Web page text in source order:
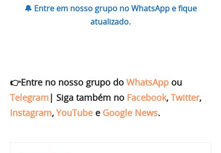
🔔 Entre em nosso grupo no WhatsApp e fique
atualizado.
👉Entre no nosso grupo do WhatsApp ou
Telegram | Siga também no Facebook, Twitter,
Instagram, YouTube e Google News.